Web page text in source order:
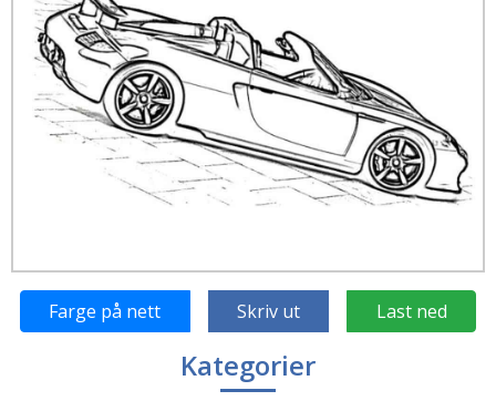
Farge på nett Skriv ut Last ned
Kategorier